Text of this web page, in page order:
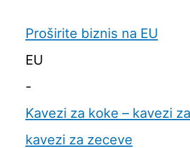
Proširite biznis na EU
EU
-
Kavezi za koke – kavezi
kavezi za zeceve